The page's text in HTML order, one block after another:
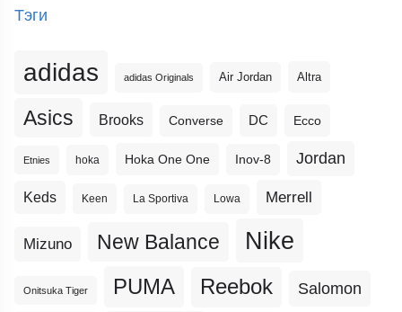
Тэги
adidas adidas Originals Air Jordan Altra
Asics Brooks Converse DC Ecco
Etnies hoka Hoka One One Inov-8 Jordan
Keds Keen La Sportiva Lowa Merrell
Mizuno New Balance Nike
Onitsuka Tiger PUMA Reebok Salomon